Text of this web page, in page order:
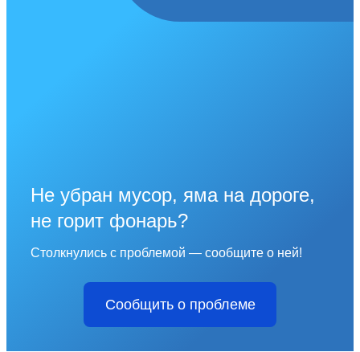
Не убран мусор, яма на дороге,
не горит фонарь?
Столкнулись с проблемой — сообщите о ней!
Сообщить о проблеме